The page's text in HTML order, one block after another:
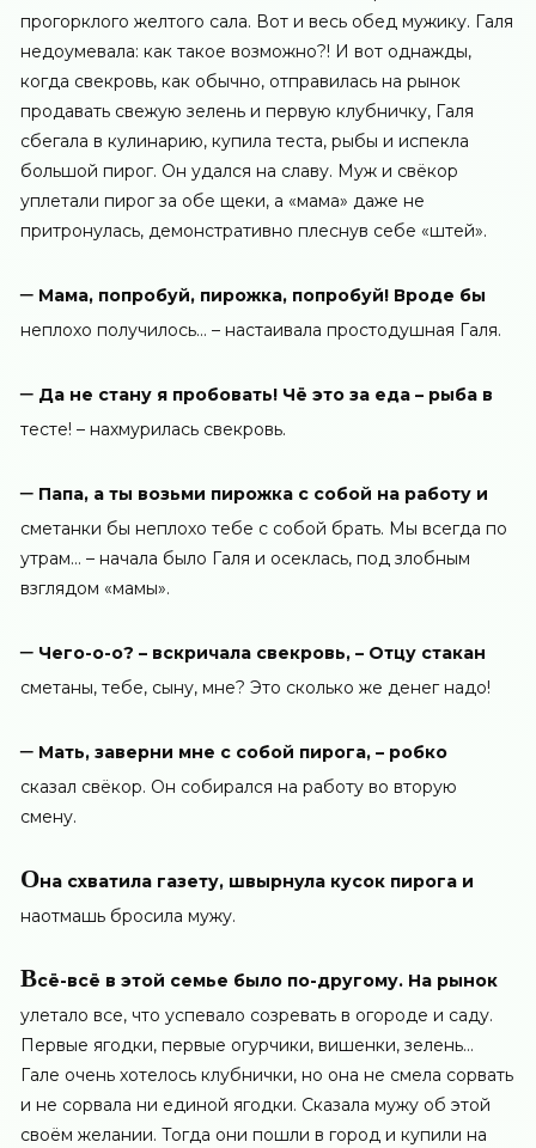
прогорклого желтого сала. Вот и весь обед мужику. Галя
недоумевала: как такое возможно?! И вот однажды,
когда свекровь, как обычно, отправилась на рынок
продавать свежую зелень и первую клубничку, Галя
сбегала в кулинарию, купила теста, рыбы и испекла
большой пирог. Он удался на славу. Муж и свёкор
уплетали пирог за обе щеки, а «мама» даже не
притронулась, демонстративно плеснув себе «штей».
– Мама, попробуй, пирожка, попробуй! Вроде бы
неплохо получилось… – настаивала простодушная Галя.
– Да не стану я пробовать! Чё это за еда – рыба в
тесте! – нахмурилась свекровь.
– Папа, а ты возьми пирожка с собой на работу и
сметанки бы неплохо тебе с собой брать. Мы всегда по
утрам… – начала было Галя и осеклась, под злобным
взглядом «мамы».
– Чего-о-о? – вскричала свекровь, – Отцу стакан
сметаны, тебе, сыну, мне? Это сколько же денег надо!
– Мать, заверни мне с собой пирога, – робко
сказал свёкор. Он собирался на работу во вторую
смену.
Она схватила газету, швырнула кусок пирога и
наотмашь бросила мужу.
Всё-всё в этой семье было по-другому. На рынок
улетало все, что успевало созревать в огороде и саду.
Первые ягодки, первые огурчики, вишенки, зелень…
Гале очень хотелось клубнички, но она не смела сорвать
и не сорвала ни единой ягодки. Сказала мужу об этой
своём желании. Тогда они пошли в город и купили на